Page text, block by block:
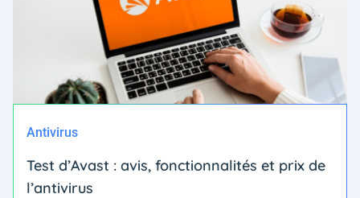
Antivirus
Test d’Avast : avis, fonctionnalités et prix de
l’antivirus